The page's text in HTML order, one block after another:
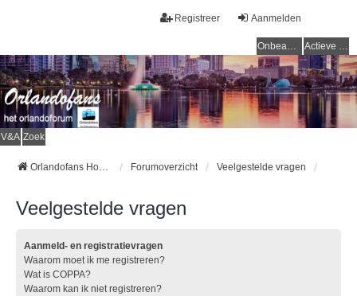
Aanmelden
Registreer
Onbeantwoorde onderwerpen Actieve onderwerpen
V&A Zoek
Orlandofans Homepage Forumoverzicht Veelgestelde vragen
Veelgestelde vragen
Aanmeld- en registratievragen
Waarom moet ik me registreren?
Wat is COPPA?
Waarom kan ik niet registreren?